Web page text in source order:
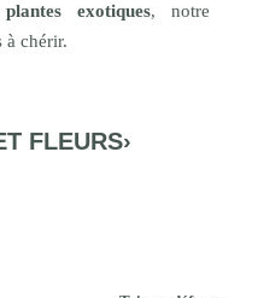
plantes exotiques, notre
à chérir.
FLEURS›